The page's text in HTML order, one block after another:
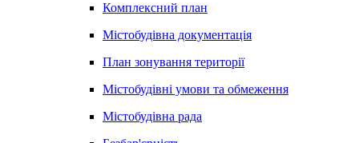
Комплексний план
Містобудівна документація
План зонування території
Містобудівні умови та обмеження
Містобудівна рада